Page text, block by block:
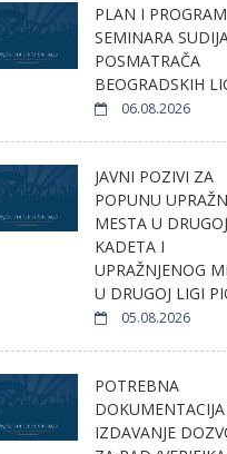
PLAN I PROGRAM
SEMINARA
POSMATRAČA
BEOGRADSKIH
06.08.2026
JAVNI POZIVI ZA
POPUNU
MESTA U
KADETA I
UPRAŽNJENOG
U DRUGOJ LIGI
05.08.2026
POTREBNA
IZDAVANJE